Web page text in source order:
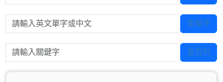
請輸入英文單字或中文 查單字
請輸入關鍵字 查百科